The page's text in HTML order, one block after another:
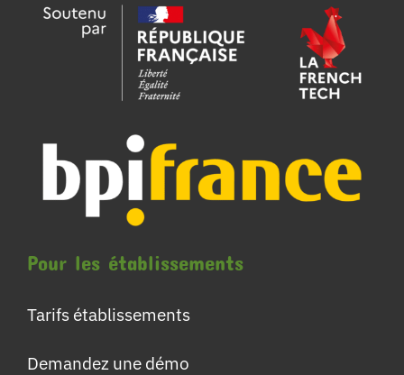
Pour les établissements
Tarifs établissements
Demandez une démo